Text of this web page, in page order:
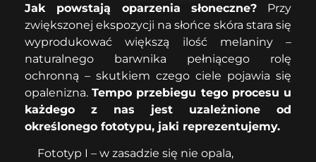
Jak powstają oparzenia słoneczne? Przy
zwiększonej ekspozycji na słońce skóra stara się
wyprodukować większą ilość melaniny –
naturalnego barwnika pełniącego rolę
ochronną – skutkiem czego ciele pojawia się
opalenizna.Tempo przebiegu tego procesu u
każdego z nas jest uzależnione od
określonego fototypu, jaki reprezentujemy.
Fototyp I – w zasadzie się nie opala,